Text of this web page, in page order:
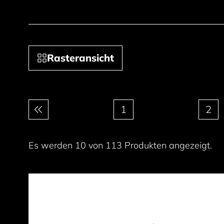
Rasteransicht
Paginierung 1 2
Es werden 10 von 113 Produkten angezeigt.